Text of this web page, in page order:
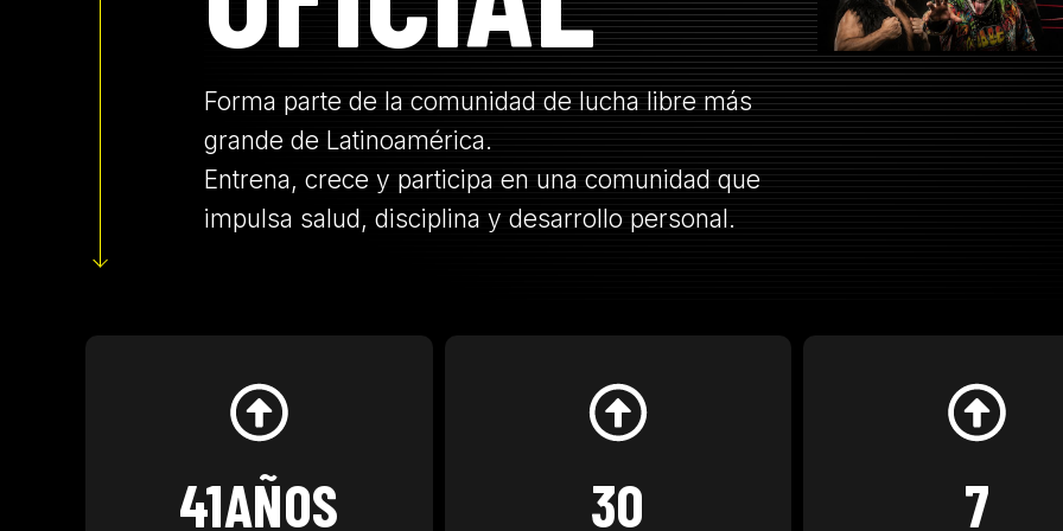
Forma parte de la comunidad de lucha libre más
grande de Latinoamérica.
Entrena, crece y participa en una comunidad que
impulsa salud, disciplina y desarrollo personal.
41AÑOS 30 7